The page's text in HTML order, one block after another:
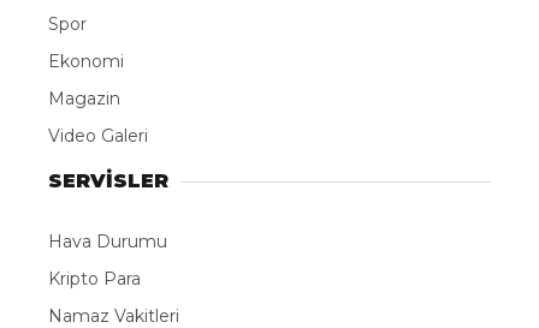
Spor
Ekonomi
Magazin
Video Galeri
SERVİSLER
Hava Durumu
Kripto Para
Namaz Vakitleri